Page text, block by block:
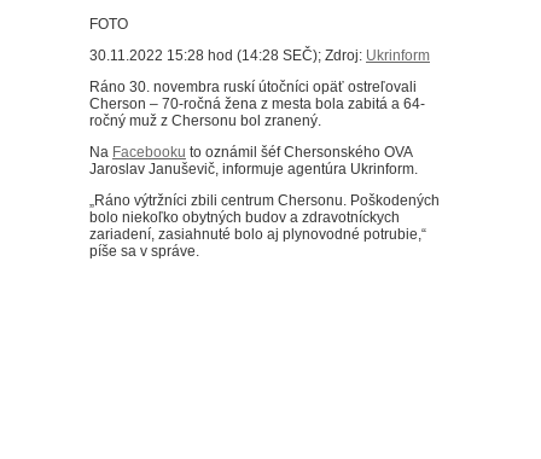
FOTO
30.11.2022 15:28 hod (14:28 SEČ); Zdroj: Ukrinform
Ráno 30. novembra ruskí útočníci opäť ostreľovali
Cherson – 70-ročná žena z mesta bola zabitá a 64-
ročný muž z Chersonu bol zranený.
Na Facebooku to oznámil šéf Chersonského OVA
Jaroslav Januševič, informuje agentúra Ukrinform.
„Ráno výtržníci zbili centrum Chersonu. Poškodených
bolo niekoľko obytných budov a zdravotníckych
zariadení, zasiahnuté bolo aj plynovodné potrubie,“
píše sa v správe.